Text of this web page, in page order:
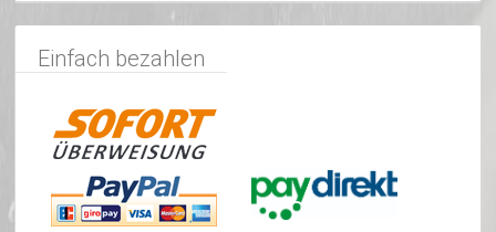
Einfach bezahlen